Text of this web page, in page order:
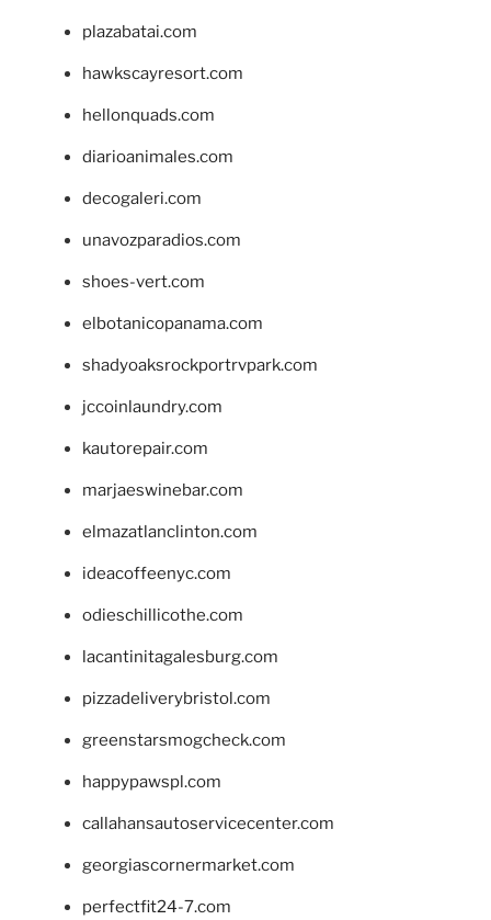
plazabatai.com
hawkscayresort.com
hellonquads.com
diarioanimales.com
decogaleri.com
unavozparadios.com
shoes-vert.com
elbotanicopanama.com
shadyoaksrockportrvpark.com
jccoinlaundry.com
kautorepair.com
marjaeswinebar.com
elmazatlanclinton.com
ideacoffeenyc.com
odieschillicothe.com
lacantinitagalesburg.com
pizzadeliverybristol.com
greenstarsmogcheck.com
happypawspl.com
callahansautoservicecenter.com
georgiascornermarket.com
perfectfit24-7.com